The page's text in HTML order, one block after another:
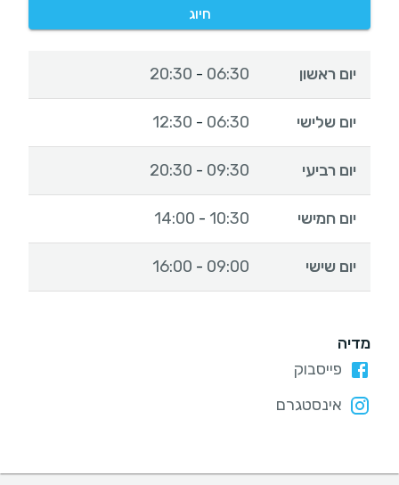
חיוג
יום ראשון 06:30
-
20:30
יום שלישי 06:30
-
12:30
יום רביעי 09:30
-
20:30
יום חמישי 10:30
-
14:00
יום שישי 09:00
-
16:00
מדיה
פייסבוק
אינסטגרם